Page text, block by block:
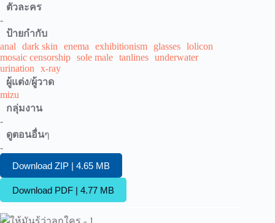
ตัวละคร
-
ป้ายกำกับ
anal
dark skin enema exhibitionism glasses lolicon
mosaic censorship sole male tanlines underwater
urination
x-ray
ผู้แต่ง/ผู้วาด
mizu
กลุ่มงาน
-
ดูตอนอื่นๆ
-
Download ZIP | 4.65 MB
Download PDF | 4.77 MB